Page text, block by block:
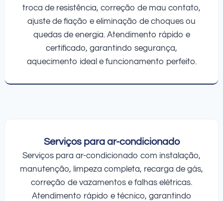
troca de resistência, correção de mau contato,
ajuste de fiação e eliminação de choques ou
quedas de energia. Atendimento rápido e
certificado, garantindo segurança,
aquecimento ideal e funcionamento perfeito.
Serviços para ar-condicionado
Serviços para ar-condicionado com instalação,
manutenção, limpeza completa, recarga de gás,
correção de vazamentos e falhas elétricas.
Atendimento rápido e técnico, garantindo